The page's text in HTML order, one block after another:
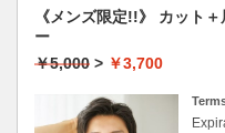
《メンズ限定!!》 カット
ー
￥5,000 > ￥3,700